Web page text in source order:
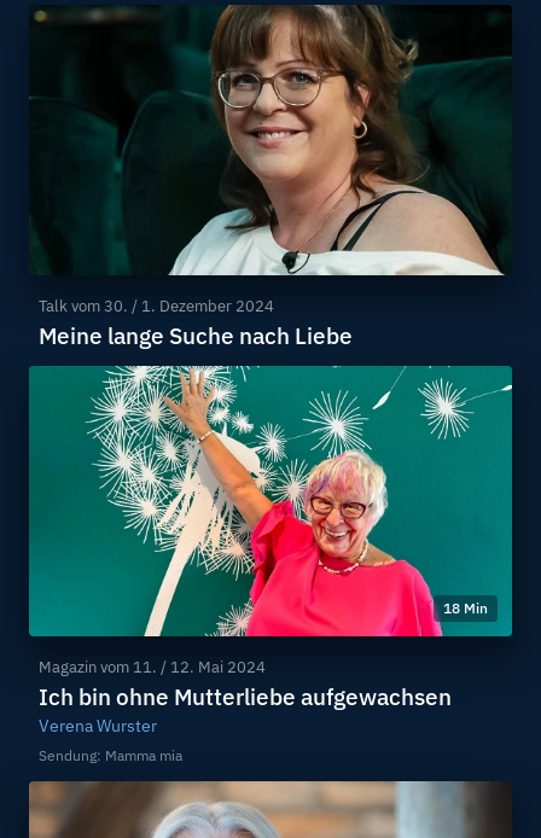
Talk vom30. / 1. Dezember 2024
Meine lange Suche nach Liebe
18 Min
Magazin vom 11. / 12. Mai 2024
Ich bin ohne Mutterliebe aufgewachsen
Verena Wurster
Sendung: Mamma mia